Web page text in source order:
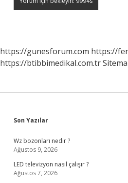
https://gunesforum.com https://
https://btibbimedikal.com.tr
Sidebar
Son Yazılar
Wz bozonları nedir ?
Ağustos 9, 2026
LED televizyon nasıl çalışır ?
Ağustos 7, 2026